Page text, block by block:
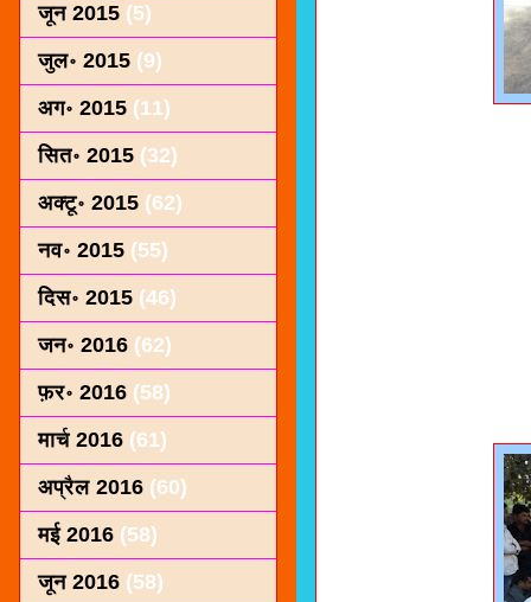
जून 2015 (5)
जुल॰ 2015 (9)
अग॰ 2015 (11)
सित॰ 2015 (32)
अक्टू॰ 2015 (62)
नव॰ 2015 (55)
दिस॰ 2015 (46)
जन॰ 2016 (62)
फ़र॰ 2016 (58)
मार्च 2016 (61)
अप्रैल 2016 (60)
मई 2016 (58)
जून 2016 (58)